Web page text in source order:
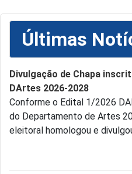
Últimas
Divulgação de Chapa
DArtes 2026-2028
Conforme o Edital 1/2026
do Departamento de Artes
eleitoral homologou e